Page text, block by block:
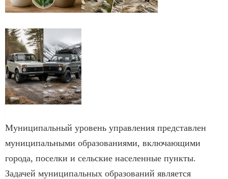
Муниципальный уровень управления представлен
муниципальными образованиями, включающими
города, поселки и сельские населенные пункты.
Задачей муниципальных образований является